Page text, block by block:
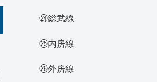
㉔総武線
㉕内房線
㉖外房線